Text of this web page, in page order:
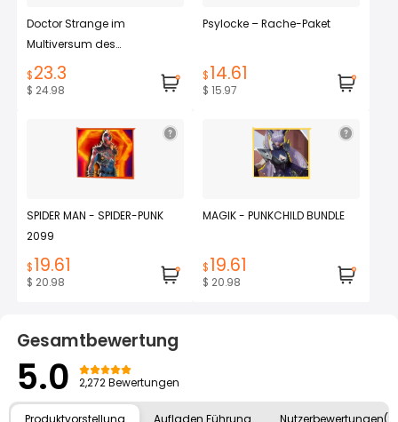
Doctor Strange im
Multiversum des...
$23.3
$ 24.98
Psylocke – Rache-Paket
$14.61
$ 15.97
SPIDER MAN - SPIDER-PUNK
2099
$19.61
$ 20.98
MAGIK - PUNKCHILD BUNDLE
$19.61
$ 20.98
Gesamtbewertung
5.0 2,272 Bewertungen
Produktvorstellung Aufladen Führung